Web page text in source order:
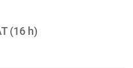
(16 h)